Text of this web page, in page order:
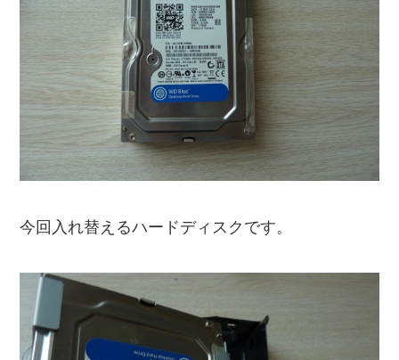
今回入れ替えるハードディスクです。